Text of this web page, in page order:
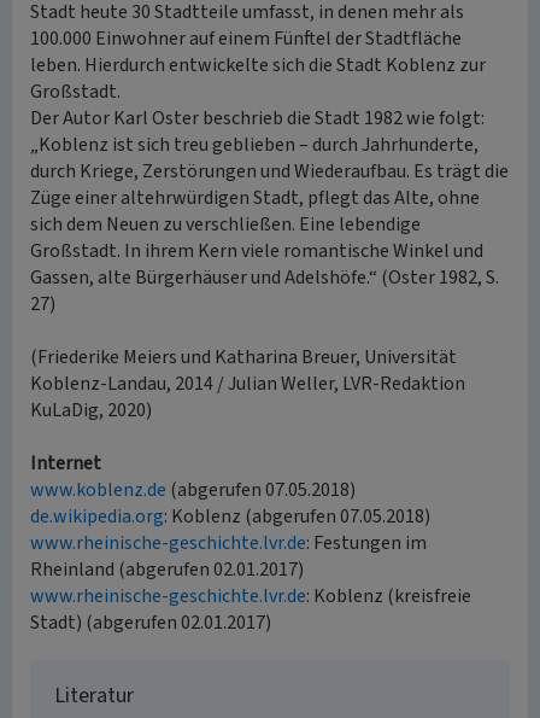
Stadt heute 30 Stadtteile umfasst, in denen mehr als
100.000 Einwohner auf einem Fünftel der Stadtfläche
leben. Hierdurch entwickelte sich die Stadt Koblenz zur
Großstadt.
Der Autor Karl Oster beschrieb die Stadt 1982 wie folgt:
„Koblenz ist sich treu geblieben – durch Jahrhunderte,
durch Kriege, Zerstörungen und Wiederaufbau. Es trägt die
Züge einer altehrwürdigen Stadt, pflegt das Alte, ohne
sich dem Neuen zu verschließen. Eine lebendige
Großstadt. In ihrem Kern viele romantische Winkel und
Gassen, alte Bürgerhäuser und Adelshöfe.“ (Oster 1982, S.
27)
(Friederike Meiers und Katharina Breuer, Universität
Koblenz-Landau, 2014 / Julian Weller, LVR-Redaktion
KuLaDig, 2020)
Internet
www.koblenz.de (abgerufen 07.05.2018)
de.wikipedia.org: Koblenz (abgerufen 07.05.2018)
www.rheinische-geschichte.lvr.de: Festungen im
Rheinland (abgerufen 02.01.2017)
www.rheinische-geschichte.lvr.de: Koblenz (kreisfreie
Stadt) (abgerufen 02.01.2017)
Literatur